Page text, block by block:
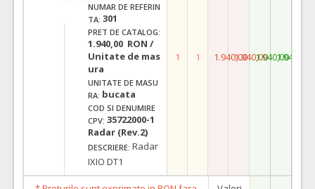
NUMAR DE REFERIN
TA: 301
PRET DE CATALOG:
1.940,00 RON /
Unitate de mas
ura
UNITATE DE MASU
RA: bucata
COD SI DENUMIRE
CPV: 35722000-1
Radar (Rev.2)
DESCRIERE: Radar
IXIO DT1
1 1 1.940,001.940,001.940,001.940,00